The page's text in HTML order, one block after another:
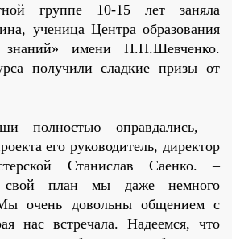
группе 10-15 лет заняла
ученица Центра образования
имени Н.П.Шевченко.
получили сладкие призы от
полностью оправдались, –
его руководитель, директор
Станислав Саенко. –
свой план мы даже немного
очень довольны общением с
нас встречала. Надеемся, что